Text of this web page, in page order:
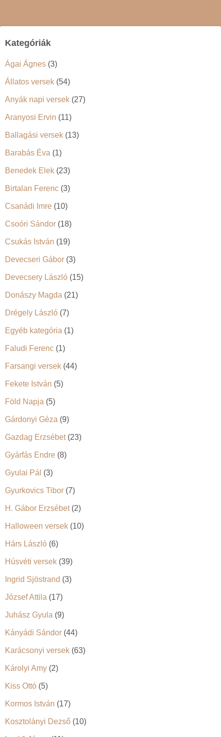
Kategóriák
Ágai Ágnes (3)
Állatos versek (54)
Anyák napi versek (27)
Aranyosi Ervin (11)
Ballagási versek (13)
Barabás Éva (1)
Benedek Elek (23)
Birtalan Ferenc (3)
Csanádi Imre (10)
Csoóri Sándor (18)
Csukás István (19)
Devecseri Gábor (3)
Devecsery László (15)
Donászy Magda (21)
Drégely László (7)
Egyéb kategória (1)
Faludi Ferenc (1)
Farsangi versek (44)
Fekete István (5)
Föld Napja (5)
Gárdonyi Géza (9)
Gazdag Erzsébet(23)
Gyárfás Endre (8)
Gyulai Pál (3)
Gyurkovics Tibor (7)
H. Gábor Erzsébet(2)
Halloween versek (10)
Hárs László (6)
Húsvéti versek (39)
Ingrid Sjöstrand (3)
József Attila (17)
Juhász Gyula (9)
Kányádi Sándor (44)
Karácsonyi versek (63)
Károlyi Amy (2)
Kiss Ottó (5)
Kormos István (17)
Kosztolányi Dezső (10)